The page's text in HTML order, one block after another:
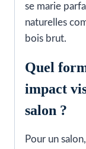
se marie
naturelles
bois brut.
Quel
impact
salon ?
Pour un